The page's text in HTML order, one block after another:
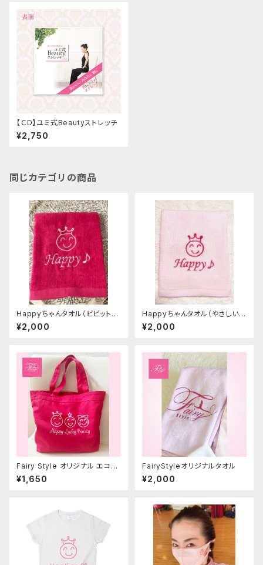
【ＣＤ】ユミ式Beautyストレッチ
¥2,750
同じカテゴリの商品
Happyちゃんタオル（ビビットな
ピンク）
¥2,000
Happyちゃんタオル（やさしいピ
ンク）
¥2,000
Fairy Style オリジナル エコバ
ッグ
¥1,650
FairyStyleオリジナルタオル
¥2,000